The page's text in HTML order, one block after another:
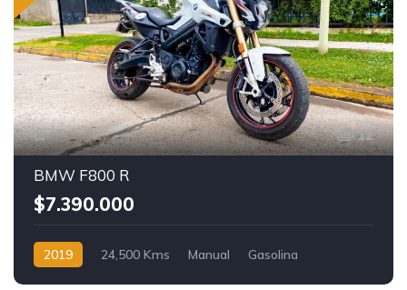
12
BMW F800 R
$7.390.000
2019 24,500 Kms Manual Gasolina